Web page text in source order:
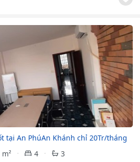
tại An PhúAn Khánh chỉ 20Tr/tháng
4
3